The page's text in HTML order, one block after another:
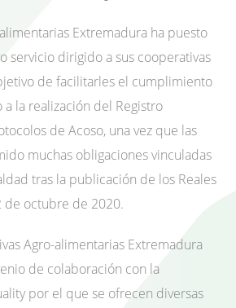
Extremadura ha puesto
servicio dirigido a sus cooperativas
de facilitarles el cumplimiento
la realización del Registro
de Acoso, una vez que las
muchas obligaciones vinculadas
tras la publicación de los Reales
de octubre de 2020.
Agro-alimentarias Extremadura
de colaboración con la
por el que se ofrecen diversas